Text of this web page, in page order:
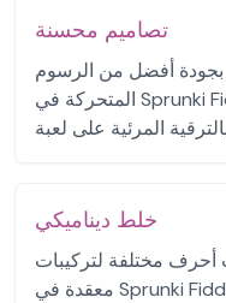
تصاميم محسنة
أفضل من الرسوم
المتحركة في Sprunki Fiddlebops Remake. استمتع
خلط ديناميكي
أحرف مختلفة لتركيبات
معقدة في Sprunki Fiddlebops Remake. أنشئ موسيقى